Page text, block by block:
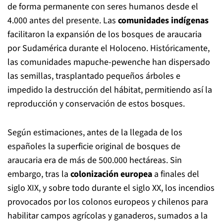
de forma permanente con seres humanos desde el
4.000 antes del presente. Las comunidades indígenas
facilitaron la expansión de los bosques de araucaria
por Sudamérica durante el Holoceno. Históricamente,
las comunidades mapuche-pewenche han dispersado
las semillas, trasplantado pequeños árboles e
impedido la destrucción del hábitat, permitiendo así la
reproducción y conservación de estos bosques.
Según estimaciones, antes de la llegada de los
españoles la superficie original de bosques de
araucaria era de más de 500.000 hectáreas. Sin
embargo, tras la colonización europea a finales del
siglo XIX, y sobre todo durante el siglo XX, los incendios
provocados por los colonos europeos y chilenos para
habilitar campos agrícolas y ganaderos, sumados a la